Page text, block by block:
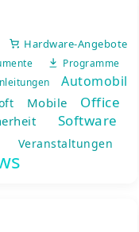
Hardware-Angebote
Programme
Automobil
Mobile Office
Software
Veranstaltungen